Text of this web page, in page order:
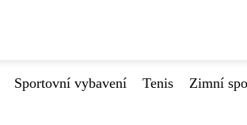
Sportovní vybavení Tenis Zimní